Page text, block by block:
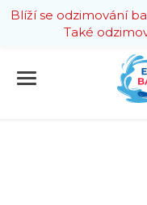
Blíží se odzimování
Také